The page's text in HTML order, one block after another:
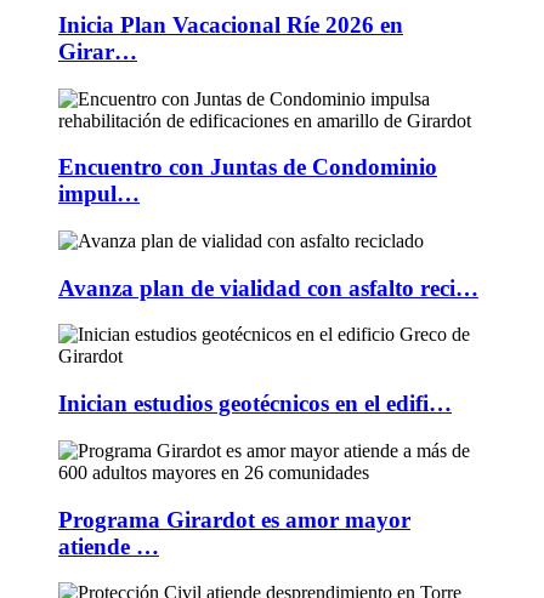
Inicia Plan Vacacional Ríe 2026 en
Girar…
Encuentro con Juntas de Condominio
impul…
Avanza plan de vialidad con asfalto reci…
Inician estudios geotécnicos en el edifi…
Programa Girardot es amor mayor
atiende …